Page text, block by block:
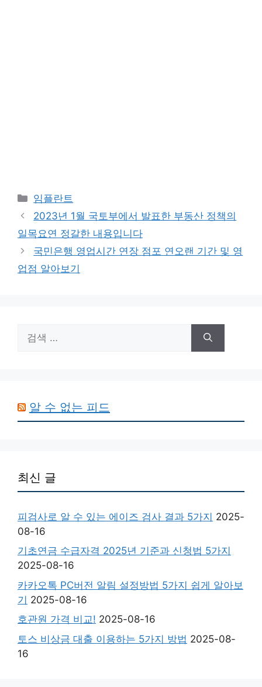
카
테
리
임플란트
2023년 1월 국토부에서 발표한 부동산 정책의
일목요연 정갈한 내용입니다
국민은행 영업시간 연장 점포 연오랜 기간 및 영
업점 알아보기
색:
알 수 없는 피드
최신 글
피검사로 알 수 있는 에이즈 검사 결과 5가지 2025-
08-16
기초연금 수급자격 2025년 기준과 신청법 5가지
2025-08-16
카카오톡 PC버전 알림 설정방법 5가지 쉽게 알아보
기 2025-08-16
호관원 가격 비교! 2025-08-16
토스 비상금 대출 이용하는 5가지 방법 2025-08-
16